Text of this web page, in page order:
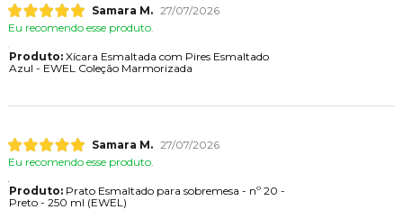
Samara M. 27/07/2026
Eu recomendo esse produto.
Produto:Xícara Esmaltada com Pires Esmaltado
Azul - EWEL Coleção Marmorizada
Samara M. 27/07/2026
Eu recomendo esse produto.
Produto:Prato Esmaltado para sobremesa - nº 20 -
Preto - 250 ml (EWEL)